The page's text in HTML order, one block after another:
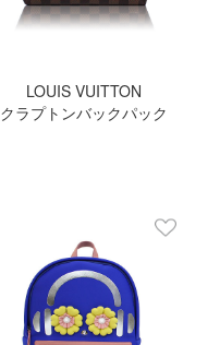
LOUIS VUITTON
クラプトンバックパック